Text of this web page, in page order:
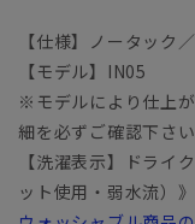
【仕様】ノータック
【モデル】IN05
※モデルにより仕上
細を必ずご確認下さい
【洗濯表示】ドライ
ット使用・弱水流）》